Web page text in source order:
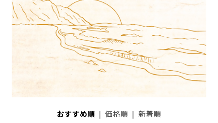
おすすめ順 |価格順 | 新着順